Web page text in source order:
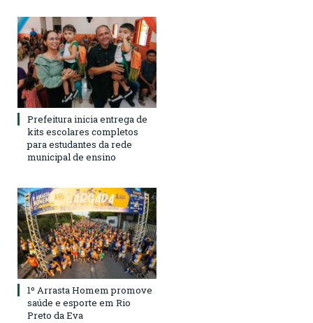
Prefeitura inicia entrega de
kits escolares completos
para estudantes da rede
municipal de ensino
1º Arrasta Homem promove
saúde e esporte em Rio
Preto da Eva